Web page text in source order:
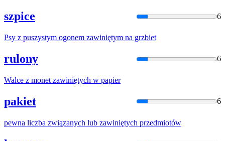
szpice 6
Psy z puszystym ogonem zawiniętym na grzbiet
rulony 6
Walce z monet zawiniętych w papier
pakiet 6
pewna liczba związanych lub zawiniętych przedmiotów